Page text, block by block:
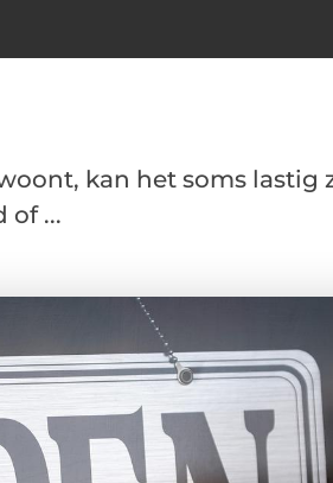
kan het soms lastig
of ...